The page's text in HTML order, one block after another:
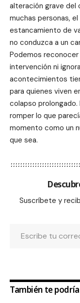
alteración grave del
muchas personas,
estancamiento de
no conduzca a un
Podemos
intervención ni
acontecimientos
para quienes viven
colapso
romper lo que
momento como un
que sea.
Suscríbete y
También te